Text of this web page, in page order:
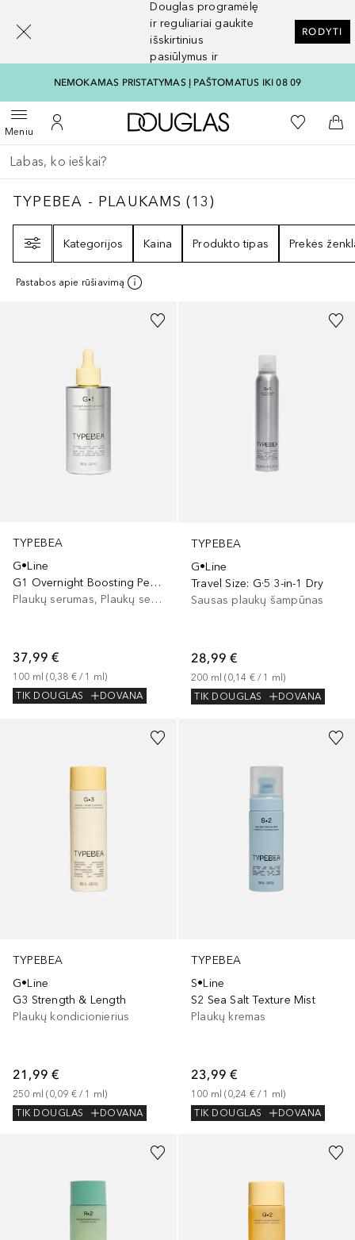
Douglas programėlę
ir reguliariai gaukite
išskirtinius
pasiūlymus ir
RODYTI
NEMOKAMAS PRISTATYMAS Į PAŠTOMATUS IKI 08 09
MeniuAtidaryti meniuĮ mano paskyrą
Į Douglas pagrindinį
Į mano
Į
Grįžk atgal
Vykdykite paiešką
TYPEBEA - PLAUKAMS 13
TYPEBEA - PLAUKAMS (13)
Kategorijos
Kaina Produkto tipas Prekės
Pastabos apie rūšiavimą
TYPEBEA
G•Line
G1 Overnight Boosting Peptide Serum
Plaukų serumas, Plaukų serumas/aliejus
37,99 €
100 ml (0,38 € / 1 ml)
TIK DOUGLAS
DOVANA
TYPEBEA
G•Line
Travel Size: G·5 3-in-1 Dry
Sausas plaukų šampūnas
28,99 €
200 ml (0,14 € / 1 ml)
TIK DOUGLAS
DOVANA
TYPEBEA
G•Line
G3 Strength & Length
Plaukų kondicionierius
21,99 €
250 ml (0,09 € / 1 ml)
TIK DOUGLAS
DOVANA
TYPEBEA
S•Line
S2 Sea Salt Texture Mist
Plaukų kremas
23,99 €
100 ml (0,24 € / 1 ml)
TIK DOUGLAS
DOVANA
[navigation.slideout.screenreader]